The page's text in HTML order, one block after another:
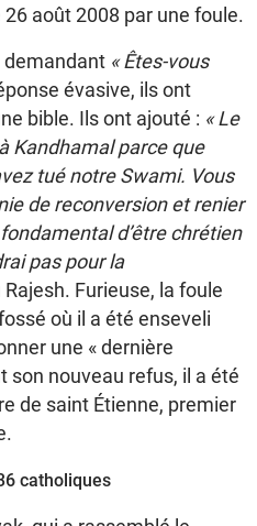
août 2008 par une foule.
demandant «Êtes-vous
évasive, ils ont
bible. Ils ont ajouté : « Le
Kandhamal parce que
tué notre Swami. Vous
de reconversion et renier
fondamental d’être chrétien
pas pour la
Furieuse, la foule
où il a été enseveli
une « dernière
son nouveau refus, il a été
de saint Étienne, premier
catholiques